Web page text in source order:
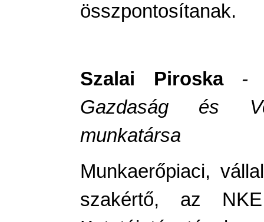
összpontosítanak.
Szalai Piroska-
Gazdaság és
munkatársa
Munkaerőpiaci,
szakértő, az